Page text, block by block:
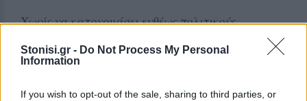
Stonisi.gr - Do Not Process My Personal
Information
If you wish to opt-out of the sale, sharing to third parties, or
Χωρίς να κατονομάσει ευθέως πολιτικούς
υποστήριξε ότι οι αποφάσεις του συνεδρίου του
προειδοποίησε πως οι διαφορετικές δημόσιες